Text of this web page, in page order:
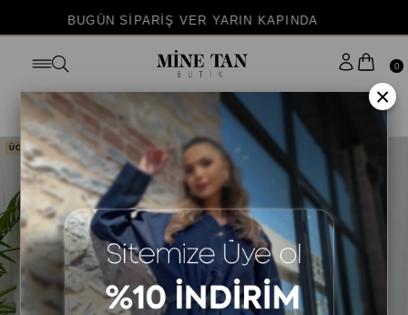
SİPARİŞ VER YARIN KAPINDA
0
Anasayfa ALT GİYİM PANTOLON
ÜCRETSİZ KARGO
×